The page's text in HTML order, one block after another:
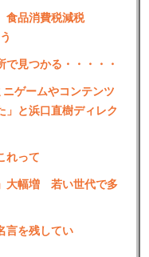
食品消費税減税
で見つかる・・・・・
ニゲームやコンテンツ
」と浜口直樹ディレク
れって
大幅増 若い世代で多
言を残してい